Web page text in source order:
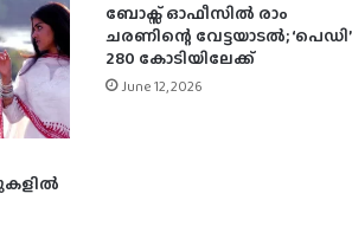
‘ടോക്‌സിക്കി’ലെ പുതിയ ഗാനം
‘മധുമോഹിനി’ പുറത്ത്
100 കോടി ക്ലബിലെത്തി സാമന്ത
ചിത്രം ‘മാ ഇന്‍ടി ബംഗാരം’
ബോക്സ് ഓഫീസിൽ രാം
ചരണിന്റെ വേട്ടയാടൽ; ‘പെഡി’
280 കോടിയിലേക്ക്
June 12, 2026